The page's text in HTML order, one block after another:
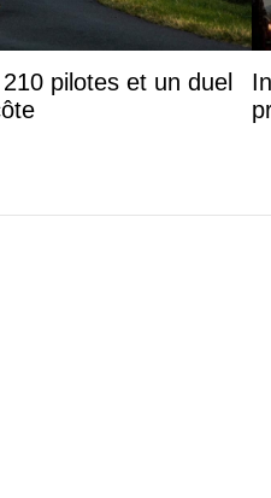
pilotes et un duel